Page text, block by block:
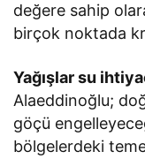
değere sahip
birçok noktada
Yağışlar su
Alaeddinoğlu;
göçü
bölgelerdeki